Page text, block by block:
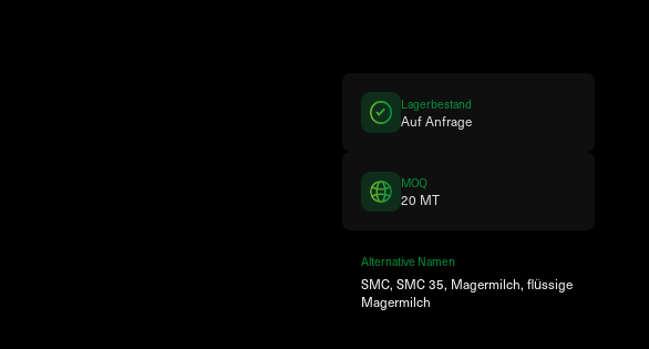
Lagerbestand
Auf Anfrage
MOQ
20 MT
Alternative Namen
SMC, SMC 35, Magermilch, flüssige
Magermilch